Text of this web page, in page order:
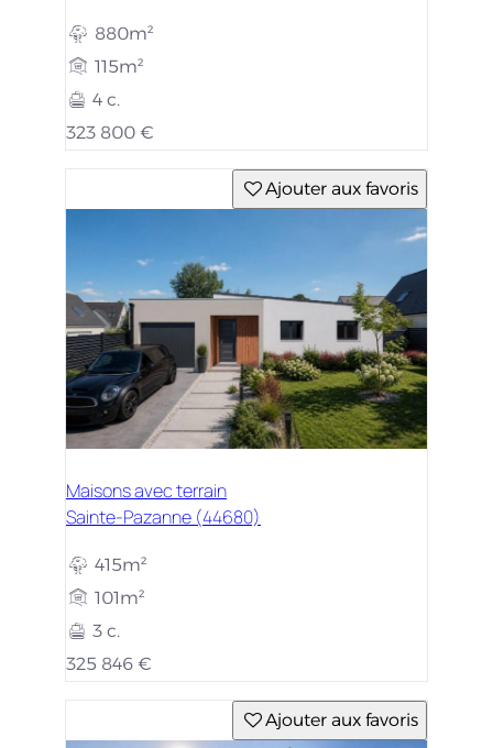
880m²
115m²
4 c.
323 800 €
Ajouter aux favoris
Maisons avec terrain
Sainte-Pazanne (44680)
415m²
101m²
3 c.
325 846 €
Ajouter aux favoris